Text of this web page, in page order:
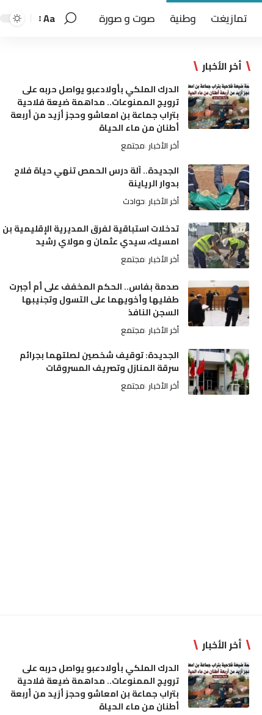
تمازيغت وطنية صوت و صورة Aa
أخر الأخبار
الدرك الملكي بأولادعبو يواصل حربه على
ترويج الممنوعات.. مداهمة ضيعة فلاحية
بتراب جماعة بن امعاشو وحجز أزيد من أربعة
أطنان من ماء الحياة
أخر الأخبار مجتمع
الجديدة.. آلة درس الحمص تنهي حياة فلاح
بدوار الرياينة
أخر الأخبار حوادث
تدخلات استباقية لفرق المديرية الإقليمية بن
امسيك، سيدي عثمان و مولاي رشيد
أخر الأخبار مجتمع
صدمة بفاس.. الحكم المخفف على أم أجبرت
طفليها وأخويهما على التسول وتجنيبها
السجن النافذ
أخر الأخبار مجتمع
الجديدة: توقيف شخصين لصلتهما بجرائم
سرقة المنازل وتصريف المسروقات
أخر الأخبار مجتمع
أخر الأخبار
الدرك الملكي بأولادعبو يواصل حربه على
ترويج الممنوعات.. مداهمة ضيعة فلاحية
بتراب جماعة بن امعاشو وحجز أزيد من أربعة
أطنان من ماء الحياة